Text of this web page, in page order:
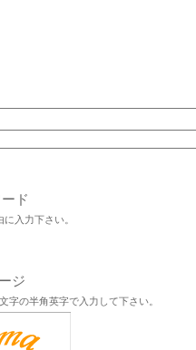
ド
入力下さい。
ジ
字の半角英字で入力して下さい。